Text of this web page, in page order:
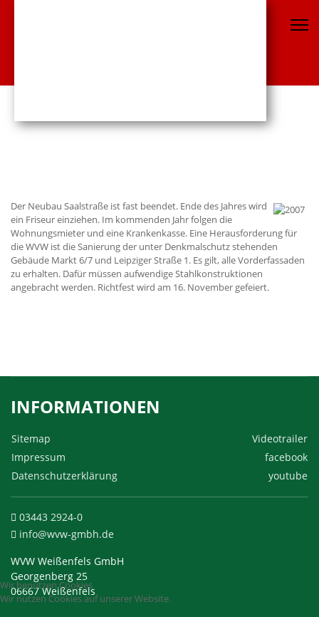
Der Neubau Saalstraße ist fast beendet. Ende des Jahres wird
ein Friseur einziehen. Im kommenden Jahr folgen die
Wohnungsmieter und eine Krankenkasse. Eine Herausforderung für
die WVW ist die Sanierung der unter Denkmalschutz stehenden
Gebäude Markt 6/7 und Leipziger Straße 1. Es gilt, alle Vorderfassaden
zu erhalten. Dafür müssen aufwendige Stahlkonstruktionen
angebracht werden. Richtfest wird am 16. November gefeiert.
INFORMATIONEN
Sitemap
Videotrailer
Impressum
facebook
Datenschutzerklärung
youtube
03443 2924-0
info@wvw-gmbh.de
WVW Weißenfels GmbH
Georgenberg 25
06667 Weißenfels
Wir benutzen Cookies
Wir nutzen Cookies auf unserer Website.